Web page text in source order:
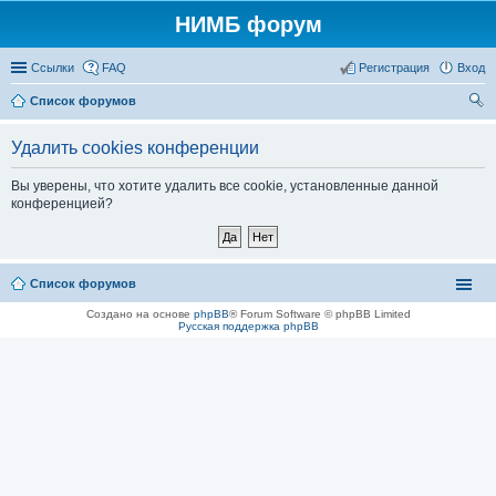
НИМБ форум
Ссылки FAQ Вход
Регистрация
Список форумов
Удалить cookies конференции
Вы уверены, что хотите удалить все cookie, установленные данной
конференцией?
Список форумов
Создано на основе phpBB® Forum Software © phpBB Limited
Русская поддержка phpBB